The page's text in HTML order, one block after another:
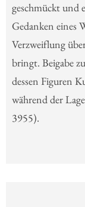
geschmückt und
Gedanken eines
Verzweiflung
bringt. Beigabe
dessen Figuren
während der
3955).